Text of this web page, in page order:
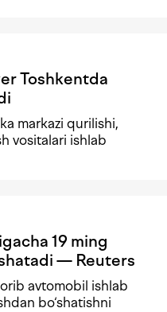
Toshkentda
markazi qurilishi,
vositalari ishlab
19 ming
— Reuters
avtomobil ishlab
bo‘shatishni